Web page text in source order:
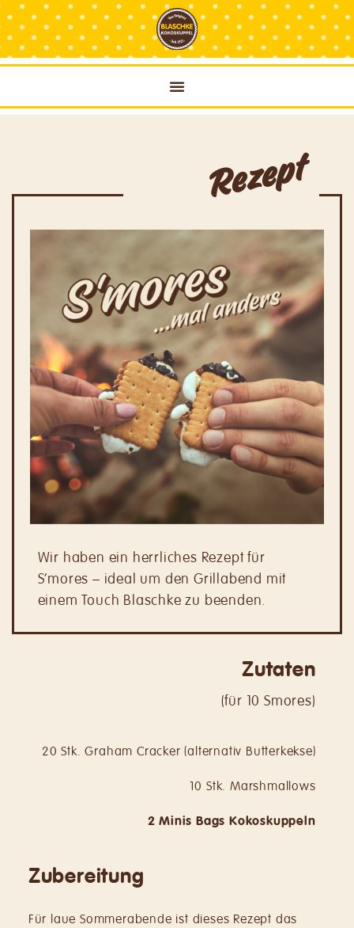
Rezept
Wir haben ein herrliches Rezept für
S’mores – ideal um den Grillabend mit
einem Touch Blaschke zu beenden.
Zutaten
(für 10 Smores)
20 Stk. Graham Cracker (alternativ Butterkekse)
10 Stk. Marshmallows
2 Minis Bags Kokoskuppeln
Zubereitung
Für laue Sommerabende ist dieses Rezept das